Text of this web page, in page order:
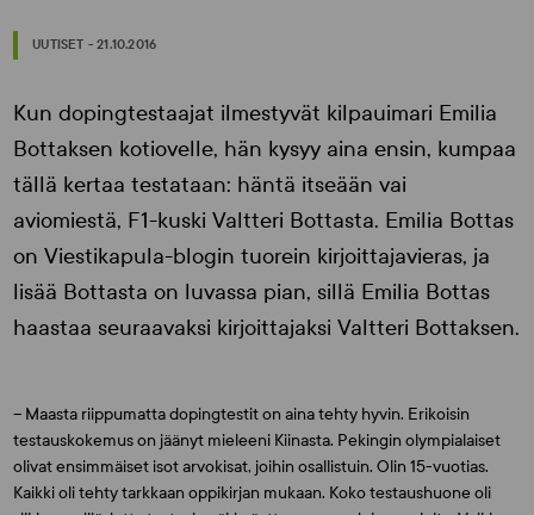
UUTISET - 21.10.2016
Kun dopingtestaajat ilmestyvät kilpauimari Emilia
Bottaksen kotiovelle, hän kysyy aina ensin, kumpaa
tällä kertaa testataan: häntä itseään vai
aviomiestä, F1-kuski Valtteri Bottasta. Emilia Bottas
on Viestikapula-blogin tuorein kirjoittajavieras, ja
lisää Bottasta on luvassa pian, sillä Emilia Bottas
haastaa seuraavaksi kirjoittajaksi Valtteri Bottaksen.
– Maasta riippumatta dopingtestit on aina tehty hyvin. Erikoisin
testauskokemus on jäänyt mieleeni Kiinasta. Pekingin olympialaiset
olivat ensimmäiset isot arvokisat, joihin osallistuin. Olin 15-vuotias.
Kaikki oli tehty tarkkaan oppikirjan mukaan. Koko testaushuone oli